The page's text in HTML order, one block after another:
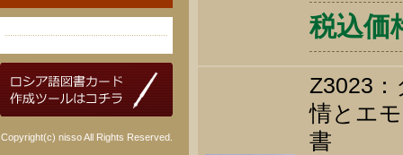
Copyright(c) nisso All Rights Reserved.
税込価
Z3023
情とエ
書